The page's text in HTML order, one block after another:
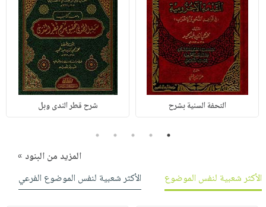
التحفة السنية بشرح شرح قطر الندى وبل
1
2
3
4
5
المزيد من البنود »
الأكثر شعبية لنفس الموضوع
الأكثر شعبية لنفس الموضوع الفرعي